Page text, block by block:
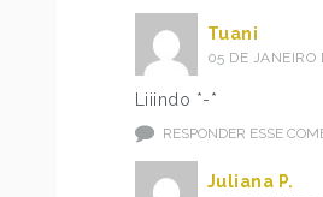
Tuani
05 DE JANEIRO
Liiindo *-*
RESPONDER ESSE
Juliana P.